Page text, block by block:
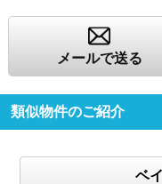
メールで送る
類似物件のご紹介
ベ